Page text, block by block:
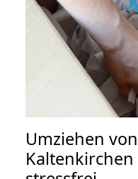
Umziehen von
Kaltenkirchen